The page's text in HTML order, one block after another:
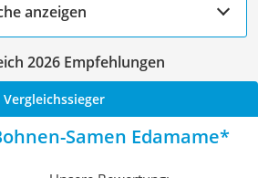
anzeigen
2026 Empfehlungen
Vergleichssieger
Samen Edamame